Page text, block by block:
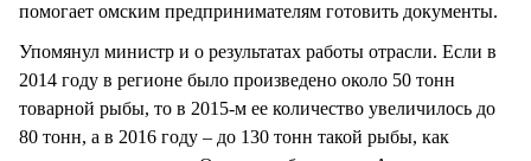
помогает омским предпринимателям готовить документы.
Упомянул министр и о результатах работы отрасли. Если в
2014 году в регионе было произведено около 50 тонн
товарной рыбы, то в 2015-м ее количество увеличилось до
80 тонн, а в 2016 году – до 130 тонн такой рыбы, как